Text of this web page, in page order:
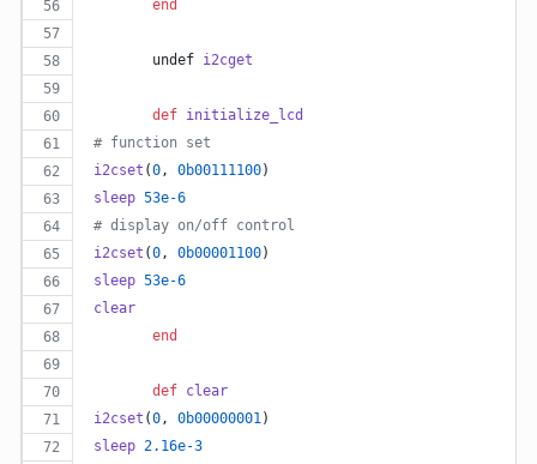
end
	undef
i2cget
def initialize_lcd
# function set
i2cset (0, 0b00111100)
sleep 53e-6
# display on/off control
i2cset (0, 0b00001100)
sleep 53e-6
clear
end
def clear
i2cset (0, 0b00000001)
sleep 2.16e-3